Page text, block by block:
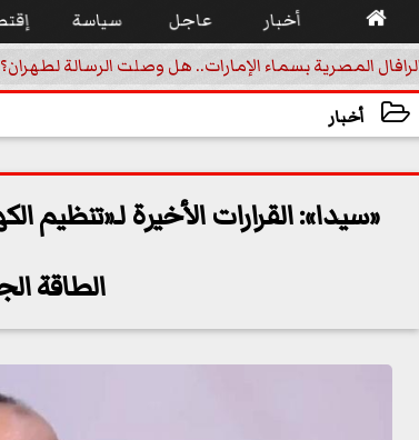
 أخبار عاجل سياسة
المصرية بسماء الإمارات.. هل وصلت الرسالة
أخبار
«سيدا»: القرارات الأخيرة لـ«تنظيم
الطاقة